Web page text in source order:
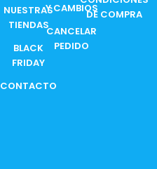
NUESTRAS
TIENDAS
BLACK
FRIDAY
CONTACTO
Y CAMBIOS
CANCELAR
PEDIDO
DE COMPRA